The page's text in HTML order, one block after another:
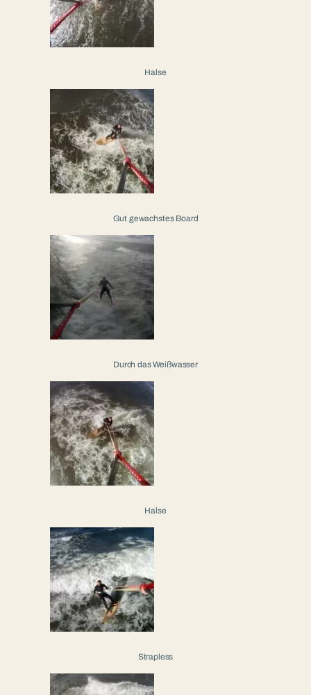
Halse
Gut gewachstes Board
Durch das Weißwasser
Halse
Strapless